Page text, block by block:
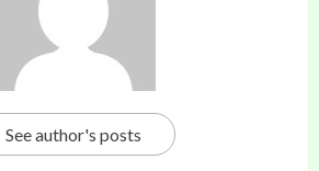
See author's posts